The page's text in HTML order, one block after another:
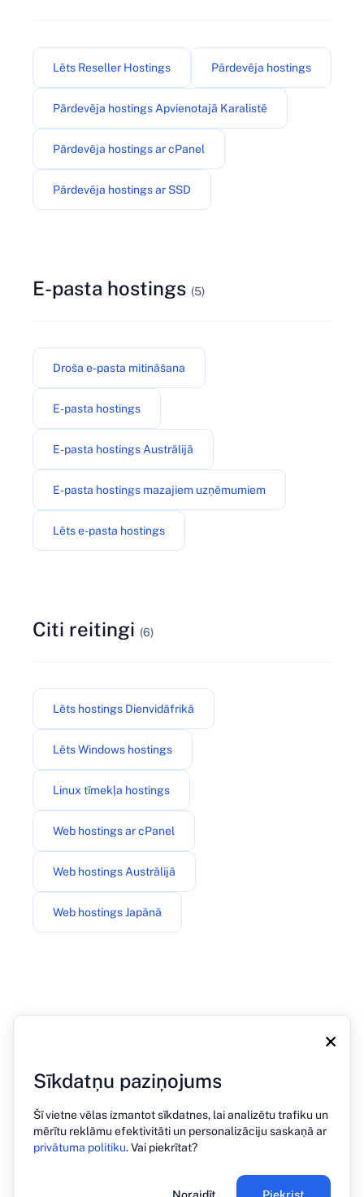
×
Sīkdatņu paziņojums
Šī vietne vēlas izmantot sīkdatnes, lai analizētu trafiku un
mērītu reklāmu efektivitāti un personalizāciju saskaņā ar
privātuma politiku. Vai piekrītat?
Lēts Reseller Hostings Pārdevēja hostings
Pārdevēja hostings Apvienotajā Karalistē
Pārdevēja hostings ar cPanel
Pārdevēja hostings ar SSD
E-pasta hostings (5)
Droša e-pasta mitināšana
E-pasta hostings
E-pasta hostings Austrālijā
E-pasta hostings mazajiem uzņēmumiem
Lēts e-pasta hostings
Citi reitingi (6)
Lēts hostings Dienvidāfrikā
Lēts Windows hostings
Linux tīmekļa hostings
Web hostings ar cPanel
Web hostings Austrālijā
Web hostings Japānā
Par mumsBlogs PresesSazinieties ar
© 2026 PREHOST. Visas tiesības aizsargātas